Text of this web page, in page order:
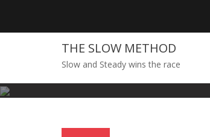
content
THE SLOW METHOD
Slow and Steady wins the race